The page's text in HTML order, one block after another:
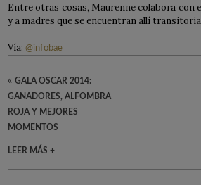
Entre otras cosas, Maurenne colabora con
y a madres que se encuentran allí
Vía: @infobae
« GALA OSCAR 2014:
GANADORES, ALFOMBRA
ROJA Y MEJORES
MOMENTOS
LEER MÁS +